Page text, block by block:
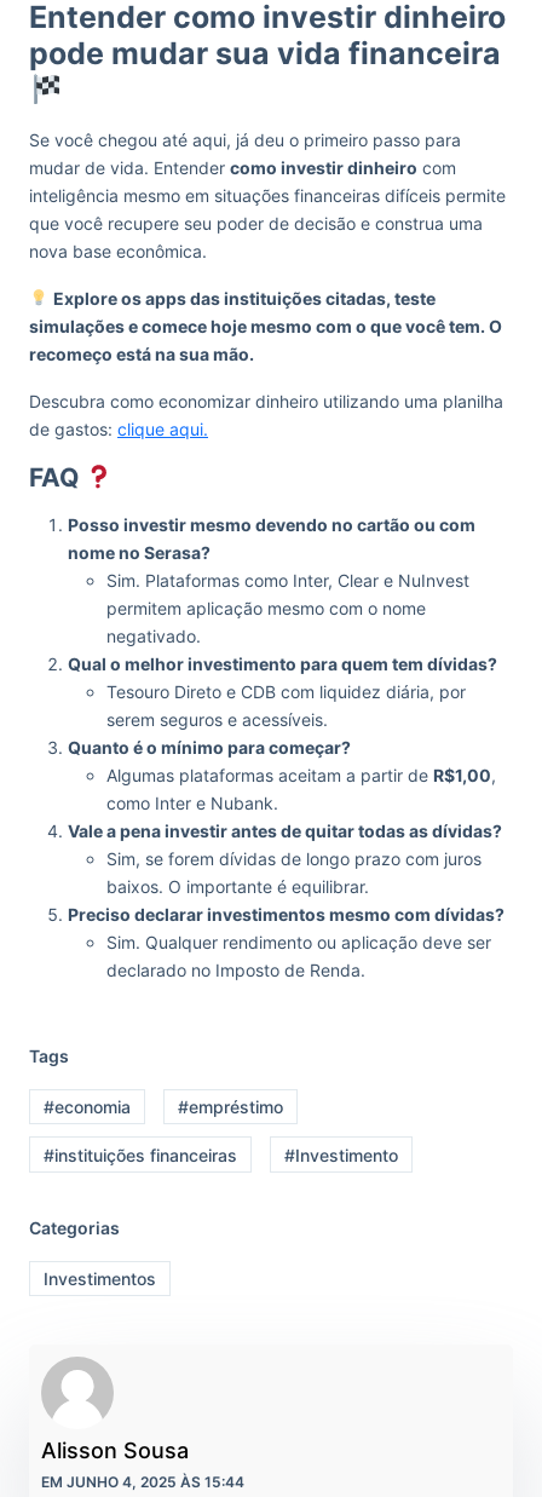
Entender como investir dinheiro
pode mudar sua vida financeira
Se você chegou até aqui, já deu o primeiro passo para
mudar de vida. Entender como investir dinheiro com
inteligência mesmo em situações financeiras difíceis permite
que você recupere seu poder de decisão e construa uma
nova base econômica.
Explore os apps das instituições citadas, teste
simulações e comece hoje mesmo com o que você tem. O
recomeço está na sua mão.
Descubra como economizar dinheiro utilizando uma planilha
de gastos: clique aqui.
FAQ
Posso investir mesmo devendo no cartão ou com
nome no Serasa?
Sim. Plataformas como Inter, Clear e NuInvest
permitem aplicação mesmo com o nome
negativado.
Qual o melhor investimento para quem tem dívidas?
Tesouro Direto e CDB com liquidez diária, por
serem seguros e acessíveis.
Quanto é o mínimo para começar?
Algumas plataformas aceitam a partir de R$1,00,
como Inter e Nubank.
Vale a pena investir antes de quitar todas as dívidas?
Sim, se forem dívidas de longo prazo com juros
baixos. O importante é equilibrar.
Preciso declarar investimentos mesmo com dívidas?
Sim. Qualquer rendimento ou aplicação deve ser
declarado no Imposto de Renda.
Tags
#economia #empréstimo
#instituições financeiras #Investimento
Categorias
Investimentos
Alisson Sousa
EM JUNHO 4, 2025 ÀS 15:44